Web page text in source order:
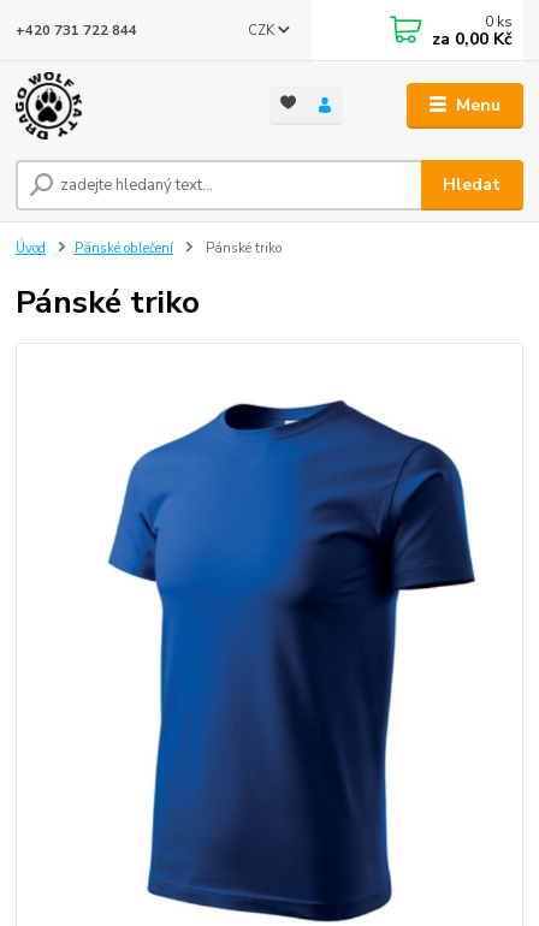
Menu
CZK
Hledat
+420 731 722 844 0 ks
za 0,00 Kč
Úvod Pánské oblečení Pánské triko
Pánské triko